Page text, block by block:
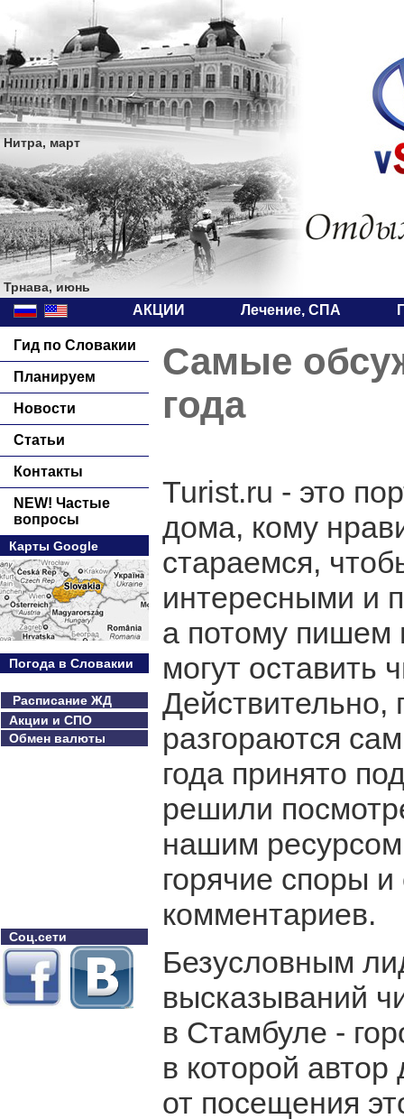
Нитра, март
Трнава, июнь
АКЦИИ Лечение, СПА
Гид по Словакии
Планируем
Новости
Статьи
Контакты
NEW! Частые
вопросы
Карты Google
Погода в Словакии
Расписание ЖД
Акции и СПО
Обмен валюты
Соц.сети
Самые
года
Turist.ru - это
дома, кому
стараемся,
интересными и
а потому пишем
могут оставить
Действительно,
разгораются
года принято
решили
нашим
горячие споры
комментариев.
Безусловным
высказываний
в Стамбуле -
в которой
от посещения